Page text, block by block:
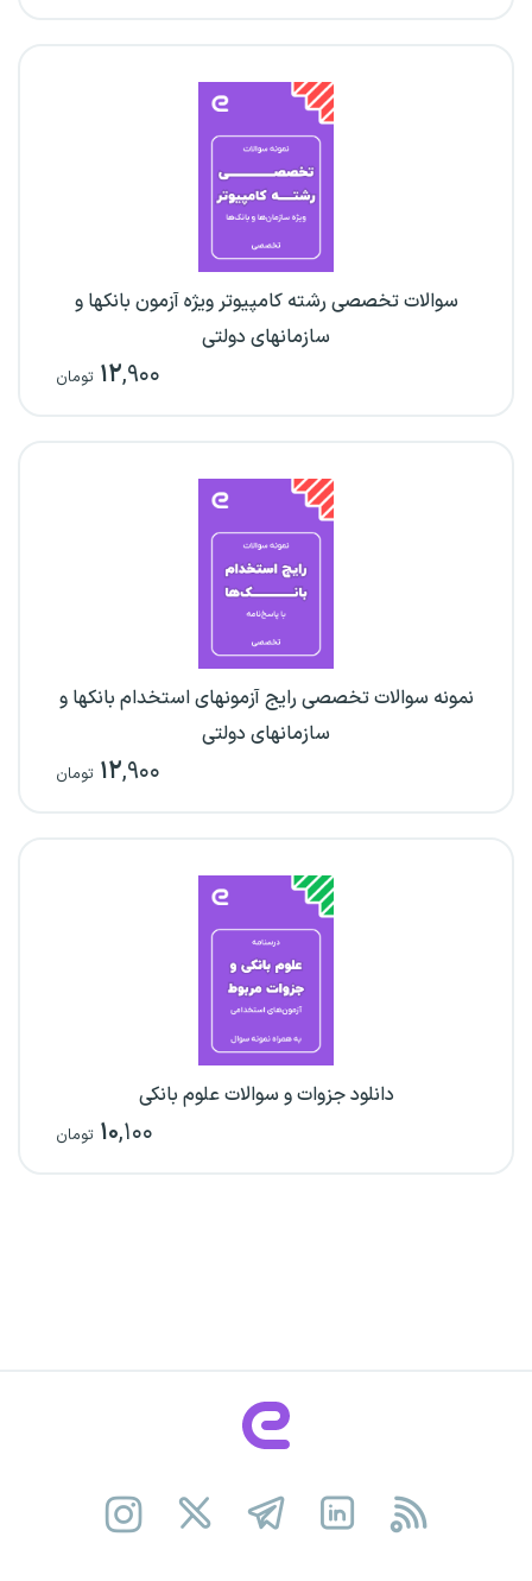
سوالات تخصصی رشته کامپیوتر ویژه آزمون بانکها و
سازمانهای دولتی
۱۲,۹۰۰ تومان
نمونه سوالات تخصصی رایج آزمونهای استخدام بانکها و
سازمانهای دولتی
۱۲,۹۰۰ تومان
دانلود جزوات و سوالات علوم بانکی
۱۰,۱۰۰ تومان